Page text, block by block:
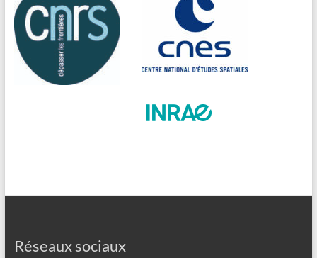
Réseaux sociaux